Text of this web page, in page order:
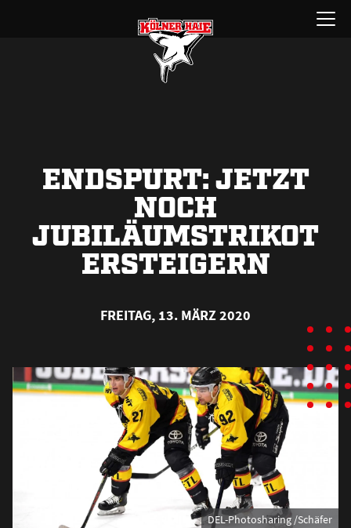
Menü
öffnen
ENDSPURT: JETZT
NOCH
JUBILÄUMSTRIKOT
ERSTEIGERN
FREITAG, 13. MÄRZ 2020
DEL-Photosharing /Schäfer